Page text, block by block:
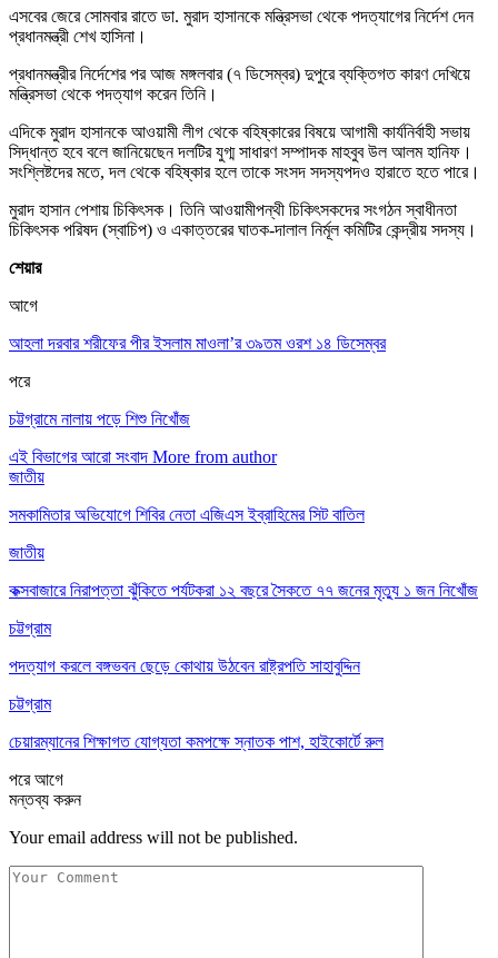
এসবের জেরে সোমবার রাতে ডা. মুরাদ হাসানকে মন্ত্রিসভা থেকে পদত্যাগের নির্দেশ দেন
প্রধানমন্ত্রী শেখ হাসিনা।
প্রধানমন্ত্রীর নির্দেশের পর আজ মঙ্গলবার (৭ ডিসেম্বর) দুপুরে ব্যক্তিগত কারণ দেখিয়ে
মন্ত্রিসভা থেকে পদত্যাগ করেন তিনি।
এদিকে মুরাদ হাসানকে আওয়ামী লীগ থেকে বহিষ্কারের বিষয়ে আগামী কার্যনির্বাহী সভায়
সিদ্ধান্ত হবে বলে জানিয়েছেন দলটির যুগ্ম সাধারণ সম্পাদক মাহবুব উল আলম হানিফ।
সংশ্লিষ্টদের মতে, দল থেকে বহিষ্কার হলে তাকে সংসদ সদস্যপদও হারাতে হতে পারে।
মুরাদ হাসান পেশায় চিকিৎসক। তিনি আওয়ামীপন্থী চিকিৎসকদের সংগঠন স্বাধীনতা
চিকিৎসক পরিষদ (স্বাচিপ) ও একাত্তরের ঘাতক-দালাল নির্মূল কমিটির কেন্দ্রীয় সদস্য।
শেয়ার
আগে
আহলা দরবার শরীফের পীর ইসলাম মাওলা’র ৩৯তম ওরশ ১৪ ডিসেম্বর
পরে
চট্টগ্রামে নালায় পড়ে শিশু নিখোঁজ
এই বিভাগের আরো সংবাদ More from author
জাতীয়
সমকামিতার অভিযোগে শিবির নেতা এজিএস ইব্রাহিমের সিট বাতিল
জাতীয়
কক্সবাজারে নিরাপত্তা ঝুঁকিতে পর্যটকরা ১২ বছরে সৈকতে ৭৭ জনের মৃত্যু ১ জন নিখোঁজ
চট্টগ্রাম
পদত্যাগ করলে বঙ্গভবন ছেড়ে কোথায় উঠবেন রাষ্ট্রপতি সাহাবুদ্দিন
চট্টগ্রাম
চেয়ারম্যানের শিক্ষাগত যোগ্যতা কমপক্ষে স্নাতক পাশ, হাইকোর্টে রুল
পরেআগে
মন্তব্য করুন
Your email address will not be published.